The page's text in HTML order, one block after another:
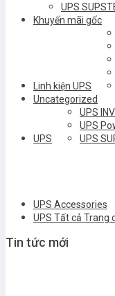
UPS
Khuyến mãi gốc
Linh kiện UPS
Uncategorized
UPS
UPS
UPS
UPS
UPS Accessories
UPS Tất cả Trang
Tin tức mới